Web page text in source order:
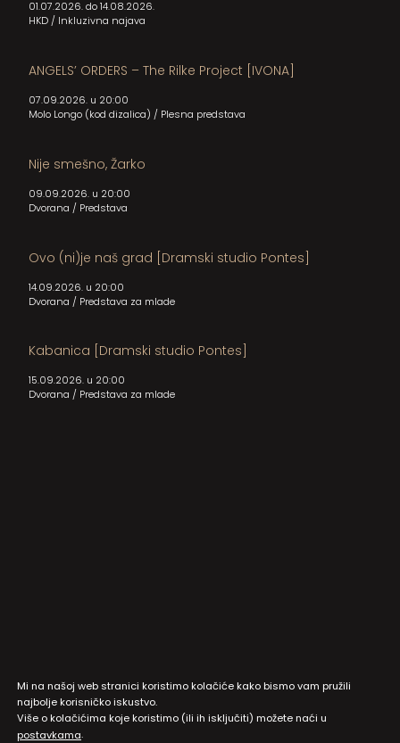
01.07.2026. do 14.08.2026.
HKD/ Inkluzivna najava
ANGELS’ ORDERS – The Rilke Project [IVONA]
07.09.2026. u 20:00
Molo Longo (kod dizalica) / Plesna predstava
Nije smešno, Žarko
09.09.2026. u 20:00
Dvorana / Predstava
Ovo (ni)je naš grad [Dramski studio Pontes]
14.09.2026. u 20:00
Dvorana / Predstava za mlade
Kabanica [Dramski studio Pontes]
15.09.2026. u 20:00
Dvorana / Predstava za mlade
Mi na našoj web stranici koristimo kolačiće kako bismo vam pružili
najbolje korisničko iskustvo.
Više o kolačićima koje koristimo (ili ih isključiti) možete naći u
postavkama.